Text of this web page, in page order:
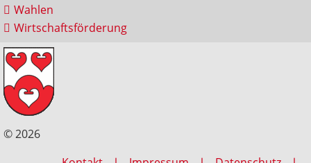
Wahlen
Wirtschaftsförderung
© 2026